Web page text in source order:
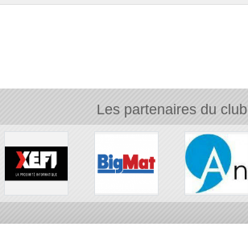
Les partenaires du club